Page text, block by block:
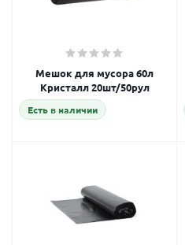
Мешок для мусора 60л
Кристалл 20шт/50рул
Есть в наличии